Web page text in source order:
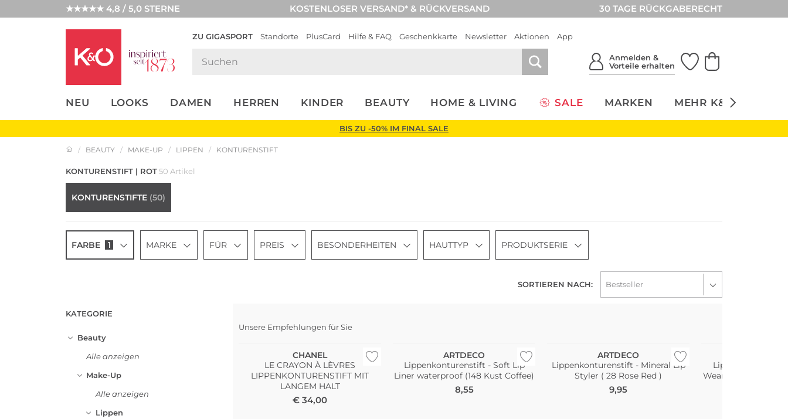
★★★★★ 4,8 / 5,0 STERNE KOSTENLOSER VERSAND* & RÜCKVERSAND 30 TAGE RÜCKGABERECHT
ZU GIGASPORT Standorte PlusCard Hilfe & FAQ Geschenkkarte Newsletter Aktionen App
Anmelden &
Vorteile erhalten
NEU LOOKS DAMEN HERREN KINDER BEAUTY HOME & LIVING SALE MARKEN MEHR K&Ö
UNSERE APP
CLICK &
BIS ZU -50% IM FINAL SALE
BEAUTY MAKE-UP LIPPEN KONTURENSTIFT
KONTURENSTIFT | ROT50 Artikel
KONTURENSTIFTE (50)
FARBE 1 MARKE FÜR PREIS BESONDERHEITEN HAUTTYP PRODUKTSERIE
SORTIEREN NACH:
KATEGORIE
Beauty
Alle anzeigen
Make-Up
Alle anzeigen
Lippen
Unsere Empfehlungen für Sie
CHANEL
LE CRAYON À LÈVRES
LIPPENKONTURENSTIFT MIT
LANGEM HALT
€ 34,00
ARTDECO
Lippenkonturenstift - Soft Lip
Liner waterproof (148 Kust Coffee)
8,55
ARTDECO
Lippenkonturenstift - Mineral Lip
Styler ( 28 Rose Red )
9,95
Wear 24H Stay-in-